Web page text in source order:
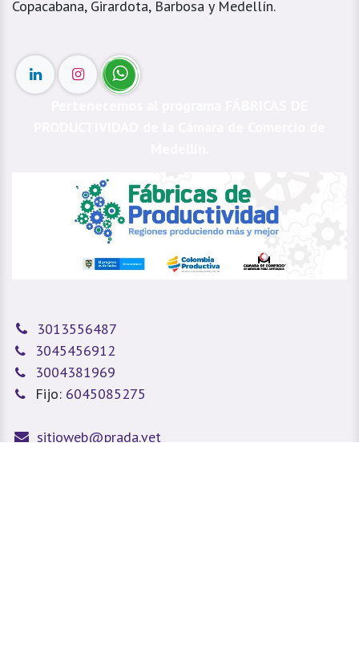
Copacabana, Girardota, Barbosa y Medellín.
3013556487
3045456912
3004381969
Fijo: 6045085275
sitioweb@prada.vet